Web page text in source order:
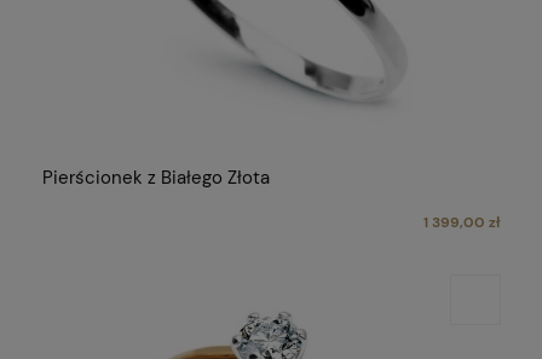
Pierścionek z Białego Złota
1 399,00 zł